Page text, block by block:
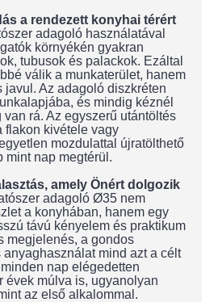
a rendezett konyhai térért
adagoló használatával
környékén gyakran
tubusok és palackok. Ezáltal
válik a munkaterület, hanem
Az adagoló diszkréten
és mindig kéznél
rá. Az egyszerű utántöltés
flakon kivétele vagy
mozdulattal újratölthető
mint nap megtérül.
amely Önért dolgozik
adagoló Ø35 nem
a konyhában, hanem egy
távú kényelem és praktikum
megjelenés, a gondos
anyaghasználat mind azt a célt
nap elégedetten
évek múlva is, ugyanolyan
az első alkalommal.